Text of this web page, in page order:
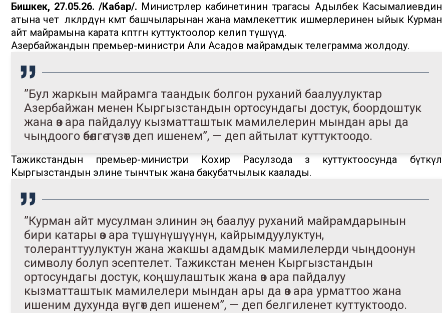
Бишкек, 27.05.26. /Кабар/. Министрлер кабинетинин төрагасы Адылбек Касымалиевдин
атына чет өлкөлөрдүн өкмөт башчыларынан жана мамлекеттик ишмерлеринен ыйык Курман
айт майрамына карата көптөгөн куттуктоолор келип түшүүдө.
Азербайжандын премьер-министри Али Асадов майрамдык телеграмма жолдоду.
”Бул жаркын майрамга таандык болгон руханий баалуулуктар
Азербайжан менен Кыргызстандын ортосундагы достук, боордоштук
жана өз ара пайдалуу кызматташтык мамилелерин мындан ары да
чыңдоого өбөлгө түзөт деп ишенем”, — деп айтылат куттуктоодо.
Тажикстандын премьер-министри Кохир Расулзода өз куттуктоосунда бүткүл
Кыргызстандын элине тынчтык жана бакубатчылык каалады.
”Курман айт мусулман элинин эң баалуу руханий майрамдарынын
бири катары өз ара түшүнүшүүнүн, кайрымдуулуктун,
толеранттуулуктун жана жакшы адамдык мамилелерди чыңдоонун
символу болуп эсептелет. Тажикстан менен Кыргызстандын
ортосундагы достук, коңшулаштык жана өз ара пайдалуу
кызматташтык мамилелери мындан ары да өз ара урматтоо жана
ишеним духунда өнүгөт деп ишенем”, — деп белгиленет куттуктоодо.